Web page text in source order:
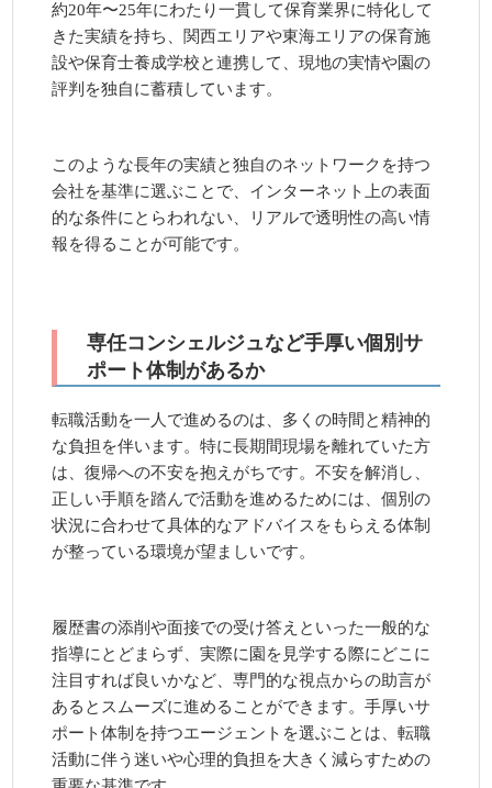
約20年〜25年にわたり一貫して保育業界に特化して
きた実績を持ち、関西エリアや東海エリアの保育施
設や保育士養成学校と連携して、現地の実情や園の
評判を独自に蓄積しています。
このような長年の実績と独自のネットワークを持つ
会社を基準に選ぶことで、インターネット上の表面
的な条件にとらわれない、リアルで透明性の高い情
報を得ることが可能です。
専任コンシェルジュなど手厚い個別サ
ポート体制があるか
転職活動を一人で進めるのは、多くの時間と精神的
な負担を伴います。特に長期間現場を離れていた方
は、復帰への不安を抱えがちです。不安を解消し、
正しい手順を踏んで活動を進めるためには、個別の
状況に合わせて具体的なアドバイスをもらえる体制
が整っている環境が望ましいです。
履歴書の添削や面接での受け答えといった一般的な
指導にとどまらず、実際に園を見学する際にどこに
注目すれば良いかなど、専門的な視点からの助言が
あるとスムーズに進めることができます。手厚いサ
ポート体制を持つエージェントを選ぶことは、転職
活動に伴う迷いや心理的負担を大きく減らすための